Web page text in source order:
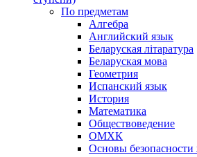
По предметам
Алгебра
Английский язык
Беларуская літаратура
Беларуская мова
Геометрия
Испанский язык
История
Математика
Обществоведение
ОМХК
Основы безопасности